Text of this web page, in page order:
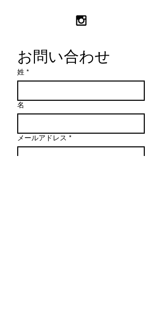
お問い合わせ
姓 *
名
メールアドレス *